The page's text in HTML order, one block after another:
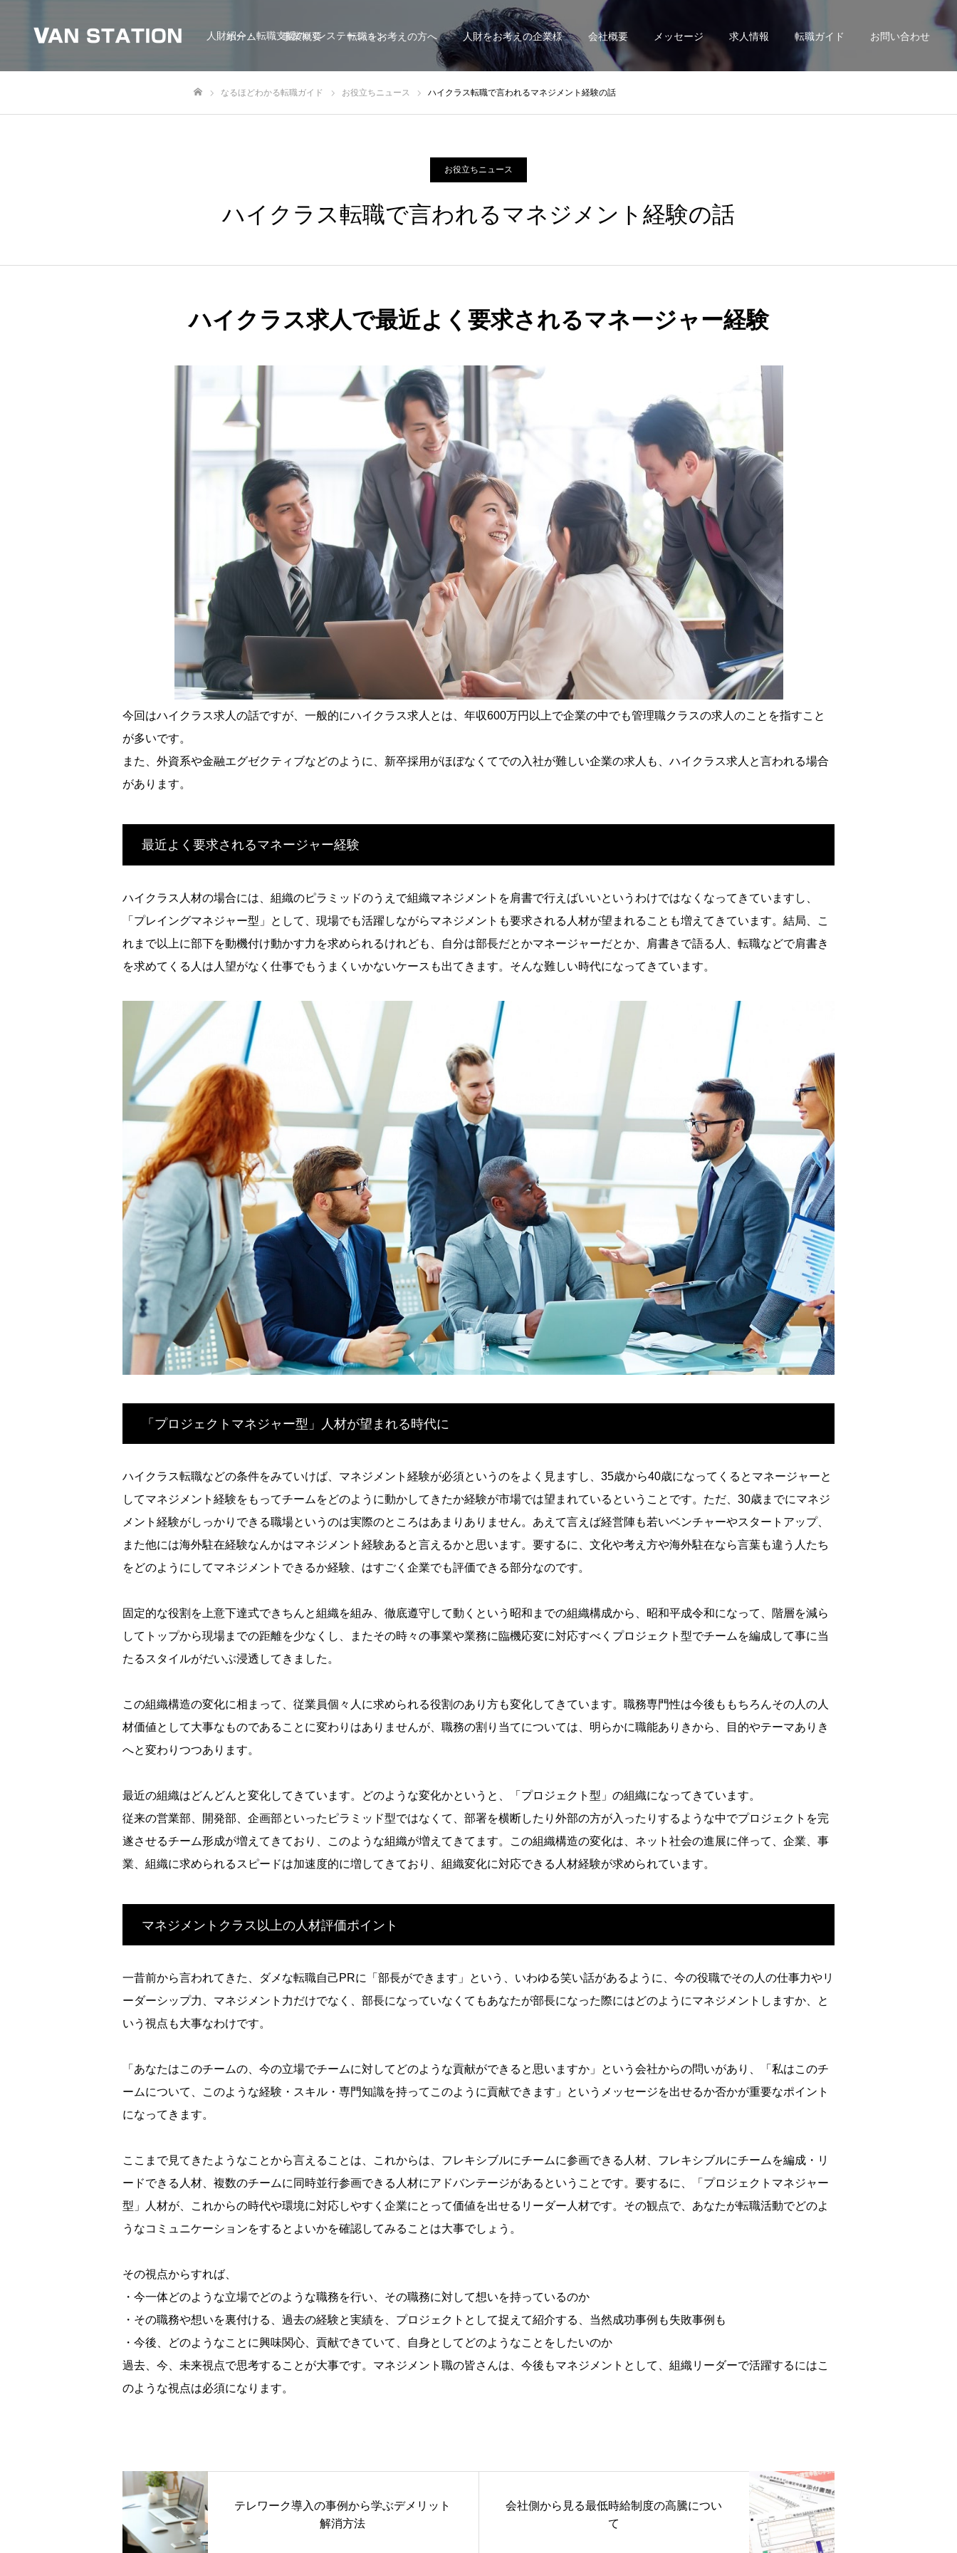
人財紹介・転職支援のバンステーション
ホーム 事業概要 転職をお考えの方へ 人財をお考えの企業様 会社概要 メッセージ 求人情報 転職ガイド お問い合わせ
なるほどわかる転職ガイド お役立ちニュース ハイクラス転職で言われるマネジメント経験の話
お役立ちニュース
ハイクラス転職で言われるマネジメント経験の話
ハイクラス求人で最近よく要求されるマネージャー経験
今回はハイクラス求人の話ですが、一般的にハイクラス求人とは、 年収600万円以上で企業の中でも管理職クラスの求人のことを指すこと
が多いです。
また、外資系や金融エグゼクティブなどのように、新卒採用がほぼなくてでの入社が難しい企業の求人も、ハイクラス求人と言われる場合
があります。
最近よく要求されるマネージャー経験
ハイクラス人材の場合には、組織のピラミッドのうえで組織マネジ メントを肩書で行えばいいというわけではなくなってきていますし
「プレイングマネジャー型」として、現場でも活躍しながらマネジメントも要求される人材が望まれることも増えてきています。 結局、こ
れまで以上に部下を動機付け動かす力を求められるけれども、自分は部長だとかマネージャーだとか、肩書きで語る人、転職などで肩書き
を求めてくる人は人望がなく仕事でもうまくいかないケースも出てきます。そんな難しい時代になってきています。
「プロジェクトマネジャー型」人材が望まれる時代に
ハイクラス転職などの条件をみていけば、マネジメント経験が必須というのをよく見ますし、35歳から40歳になってくるとマネージャーと
してマネジメント経験をもってチームをどのように動かしてきたか経験が市場では望まれているということです。ただ、30歳までにマネジ
メント経験がしっかりできる職場というのは実際のところはあまりありません。あえて言えば経営陣も若いベンチャーやスタートアップ、
また他には海外駐在経験なんかはマネジメント 経験あると言えるかと思います。要するに、文化や考え方や海外駐在なら言葉も違う人たち
をどのようにしてマネジメントできるか経験、はすごく企業でも評価できる部分なのです。
固定的な役割を上意下達式できちんと組織を組み、徹底遵守して動 くという昭和までの組織構成から、昭和平成令和になって、階層を減ら
してトップから現場までの距離を少なくし、またその時々の事業や業務に臨機応変に対応すべくプロジェクト型でチームを編成して事に当
たるスタイルがだいぶ浸透してきました。
この組織構造の変化に相まって、従業員個々人に求められる役割のあり方も変化してきています。職務専門性は今後ももちろんその人 の人
材価値として大事なものであることに変わりはありませんが、 職務の割り当てについては、明らかに職能ありきから、目的やテーマありき
へと変わりつつあります。
最近の組織はどんどんと変化してきています。どのような変化かと いうと、「プロジェクト型」の組織になってきています。
従来の営業部、開発部、企画部といったピラミッド型ではなくて、 部署を横断したり外部の方が入ったりするような中でプロジェクト を完
遂させるチーム形成が増えてきており、このような組織が増え てきてます。この組織構造の変化は、ネット社会の進展に伴って、企業、事
業、組織に求められるスピードは加速度的に増して きており、組織変化に対応できる人材経験が求められています。
マネジメントクラス以上の人材評価ポイント
一昔前から言われてきた、ダメな転職自己PRに「部長ができます 」という、いわゆる笑い話があるように、今の役職でその人の仕事力やリ
ーダーシップ力、マネジメント力だけでなく、部長になっていなくてもあなたが部長になった際にはどのようにマネジメントしますか、と
いう視点も大事なわけです。
「あなたはこのチームの、今の立場でチームに対してどのような貢献ができると思いますか」という会社からの問いがあり、「私はこのチ
ームについて、このような経験・スキル・専門知識を持ってこのように貢献できます」
というメッセージを出せるか否かが重要なポイント
になってきます。
ここまで見てきたようなことから言えることは、これからは、フレキシブルにチームに参画できる人材、フレキシブルにチームを編成 ・リ
ードできる人材、複数のチームに同時並行参画できる人材にア ドバンテージがあるということです。要するに、「 プロジェクトマネジャー
型」人材が、これからの時代や環境に対応しやすく企業にとって価値を出せるリーダー人材です。その観点で、あなたが転職活動でどのよ
うなコミュニケーションをするとよいかを確認してみることは大事でしょう。
その視点からすれば、
・今一体どのような立場でどのような職務を行い、その職務に対して想いを持っているのか
・その職務や想いを裏付ける、過去の経験と実績を、プロジェクトとして捉えて紹介する、当然成功事例も失敗事例も
・今後、どのようなことに興味関心、貢献できていて、自身としてどのよう なことをしたいのか
過去、今、未来視点で思考することが大事です。マネジメント職の皆さんは、今後もマネジメントとして、 組織リーダーで活躍するにはこ
のような視点は必須になります。
テレワーク導入の事例から学ぶデメリット
解消方法
会社側から見る最低時給制度の高騰につい
て